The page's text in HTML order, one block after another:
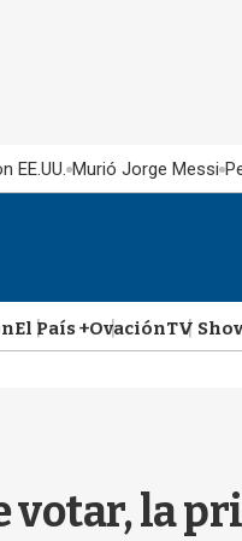
EE.UU. Murió Jorge Messi
El País +OvaciónTV
votar, la